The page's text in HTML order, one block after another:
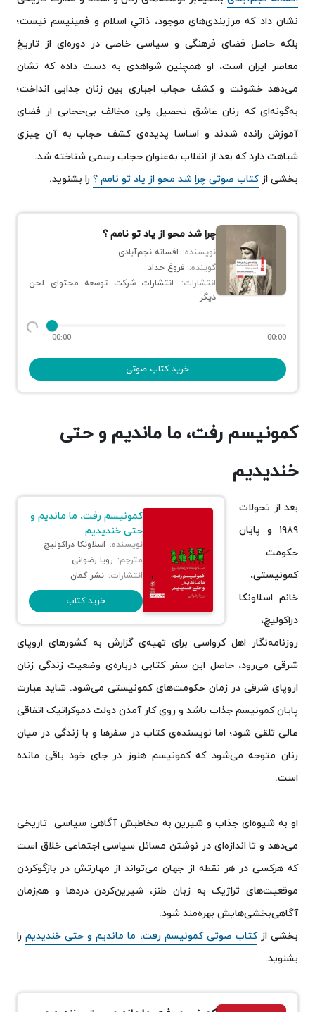
نشان داد که مرزبندی‌های موجود، ذاتیِ اسلام و فمینیسم نیست؛
بلکه حاصل فضای فرهنگی و سیاسی خاصی در دور‌ه‌ای از تاریخ
معاصر ایران است، او همچنین شواهدی به دست داده که نشان
می‌دهد خشونت و کشف حجاب اجباری بین زنان جدایی انداخت؛
به‌گونه‌ای که زنان عاشق تحصیل ولی مخالف بی‌حجابی از فضای
آموزش رانده شدند و اساسا‍ پدیده‌ی کشف حجاب به آن چیزی
شباهت دارد که بعد از انقلاب به‌عنوان حجاب رسمی شناخته شد.
بخشی ازکتاب صوتی چرا شد محو از یاد تو نامم ؟ را بشنوید.
چرا شد محو از یاد تو نامم ؟
نویسنده: افسانه نجم‌آبادی
گوینده: فروغ حداد
انتشارات:
انتشارات شرکت توسعه محتوای لحن
دیگر
00:00 00:00
خرید کتاب صوتی
کمونیسم رفت، ما ماندیم و حتی
خندیدیم
کمونیسم رفت، ما ماندیم و
حتی خندیدیم
نویسنده: اسلاونکا دراکولیچ
مترجم: رویا رضوانی
انتشارات: نشر گمان
خرید کتاب
بعد از تحولات
۱۹۸۹ و پایان
حکومت
کمونیستی،
خانم اسلاونکا
دراکولیچ،
روزنامه‌نگار اهل کرواسی برای تهیه‌ی گزارش به کشورهای اروپای
شرقی می‌رود، حاصل این سفر کتابی درباره‌ی وضعیت زندگی زنان
اروپای شرقی در زمان حکومت‌های کمونیستی می‌شود. شاید عبارت
پایان کمونیسم جذاب باشد و روی کار آمدن دولت دموکراتیک اتفاقی
عالی تلقی شود؛ اما نویسنده‌ی کتاب در سفرها و با زندگی در میان
زنان متوجه می‌شود که کمونیسم هنوز در جای خود باقی مانده
است.
او به شیوه‌ای جذاب و شیرین به مخاطبش آگاهی سیاسی تاریخی
می‌دهد و تا اندازه‌ای در نوشتن مسائل سیاسی اجتماعی خلاق است
که هرکسی در هر نقطه از جهان می‌تواند از مهارتش در بازگوکردن
موقعیت‌های تراژیک به زبان طنز، شیرین‌کردن دردها و هم‌زمان
آگاهی‌بخشی‌هایش بهره‌مند شود.
بخشی ازکتاب صوتی کمونیسم رفت، ما ماندیم و حتی خندیدیمرا
بشنوید.